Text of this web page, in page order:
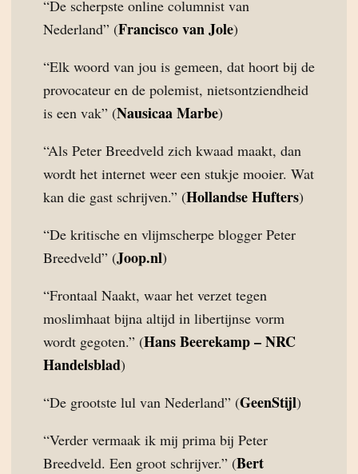
“De scherpste online columnist van
Nederland” (Francisco van Jole)
“Elk woord van jou is gemeen, dat hoort bij de
provocateur en de polemist, nietsontziendheid
is een vak” (Nausicaa Marbe)
“Als Peter Breedveld zich kwaad maakt, dan
wordt het internet weer een stukje mooier. Wat
kan die gast schrijven.” (Hollandse Hufters)
“De kritische en vlijmscherpe blogger Peter
Breedveld” (Joop.nl)
“Frontaal Naakt, waar het verzet tegen
moslimhaat bijna altijd in libertijnse vorm
wordt gegoten.” (Hans Beerekamp – NRC
Handelsblad)
“De grootste lul van Nederland” (GeenStijl)
“Verder vermaak ik mij prima bij Peter
Breedveld. Een groot schrijver.” (Bert